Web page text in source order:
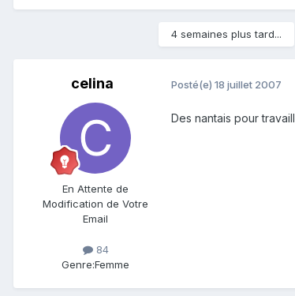
4 semaines plus tard...
celina
En Attente de
Modification de Votre
Email
84
Genre:Femme
Posté(e) 18 juillet 2007
Des nantais pour